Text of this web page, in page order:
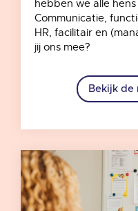
hebben we alle
Communicatie,
HR, facilitair en
jij ons mee?
Bekijk de